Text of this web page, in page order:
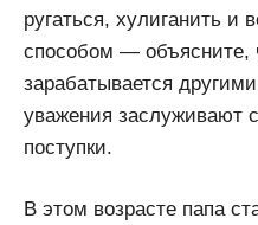
ругаться, хулиганить и
способом — объясните,
зарабатывается
уважения заслуживают
поступки.
В этом возрасте папа